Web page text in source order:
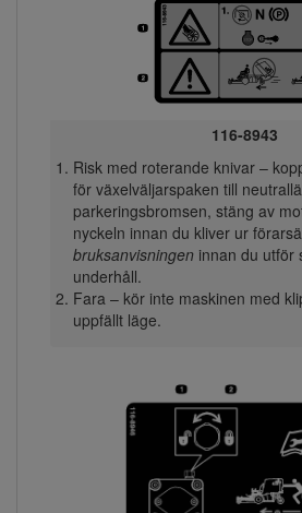
116-8943
Risk med roterande knivar –
för växelväljarspaken till
parkeringsbromsen, stäng av
nyckeln innan du kliver ur
bruksanvisningeninnan du utför
underhåll.
Fara – kör inte maskinen med
uppfällt läge.